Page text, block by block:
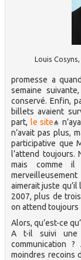
Louis
promesse a
semaine
conservé. Enfin,
billets avaient
part, le site
n’avait pas plus,
participative que
l’attend toujours.
mais comme il
aimerait juste qu’il
2007, plus de
on attend toujours
Alors, qu’est-ce
A t-il suivi une
communication
moindres recoins